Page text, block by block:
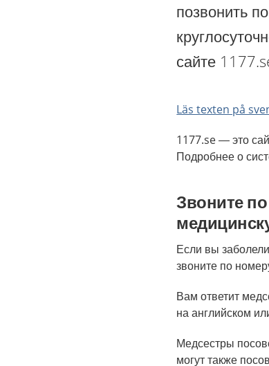
позвонить
сайте
Läs texten på
1177.se — это
Подробнее о
Звоните
Если вы
звоните по
Вам ответит
на английском
Медсестры
могут также